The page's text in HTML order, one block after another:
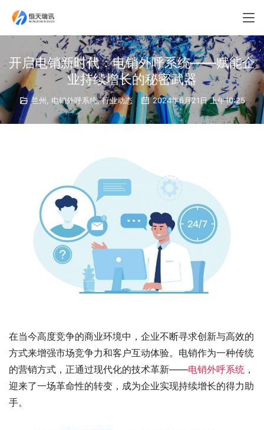
开启电销新时代：电销外呼系统——赋能企
业持续增长的秘密武器
兰州 , 电销外呼系统,行业动态 2024年6月21日 上午10:25
在当今高度竞争的商业环境中，企业不断寻求创新与高效的
方式来增强市场竞争力和客户互动体验。电销作为一种传统
的营销方式，正通过现代化的技术革新——电销外呼系统 ，
迎来了一场革命性的转变，成为企业实现持续增长的得力助
手。